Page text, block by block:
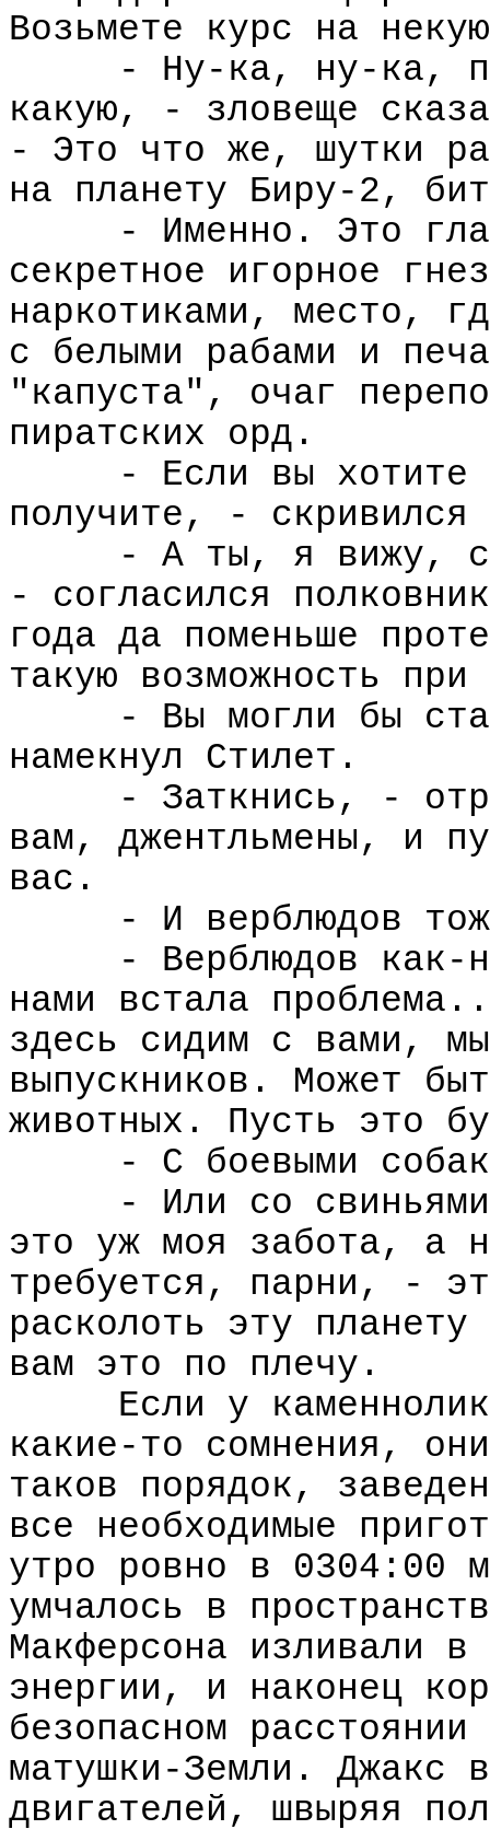
Возьмете курс на
- Ну-ка, ну-ка,
какую, - зловеще
- Это что же, шутки
на планету Биру-2,
- Именно. Это
секретное игорное
наркотиками, место,
с белыми рабами и
"капуста", очаг
пиратских орд.
- Если вы
получите, - скривился
- А ты, я вижу,
- согласился
года да поменьше
такую возможность
- Вы могли бы
намекнул Стилет.
- Заткнись, -
вам, джентльмены, и
вас.
- И верблюдов
- Верблюдов как-
нами встала
здесь сидим с вами,
выпускников. Может
животных. Пусть это
- С боевыми
- Или со
это уж моя забота, а
требуется, парни, -
расколоть эту
вам это по плечу.
Если у
какие-то сомнения,
таков порядок,
все необходимые
утро ровно в 0304:00
умчалось в
Макферсона изливали
энергии, и наконец
безопасном
матушки-Земли. Джакс
двигателей, швыряя